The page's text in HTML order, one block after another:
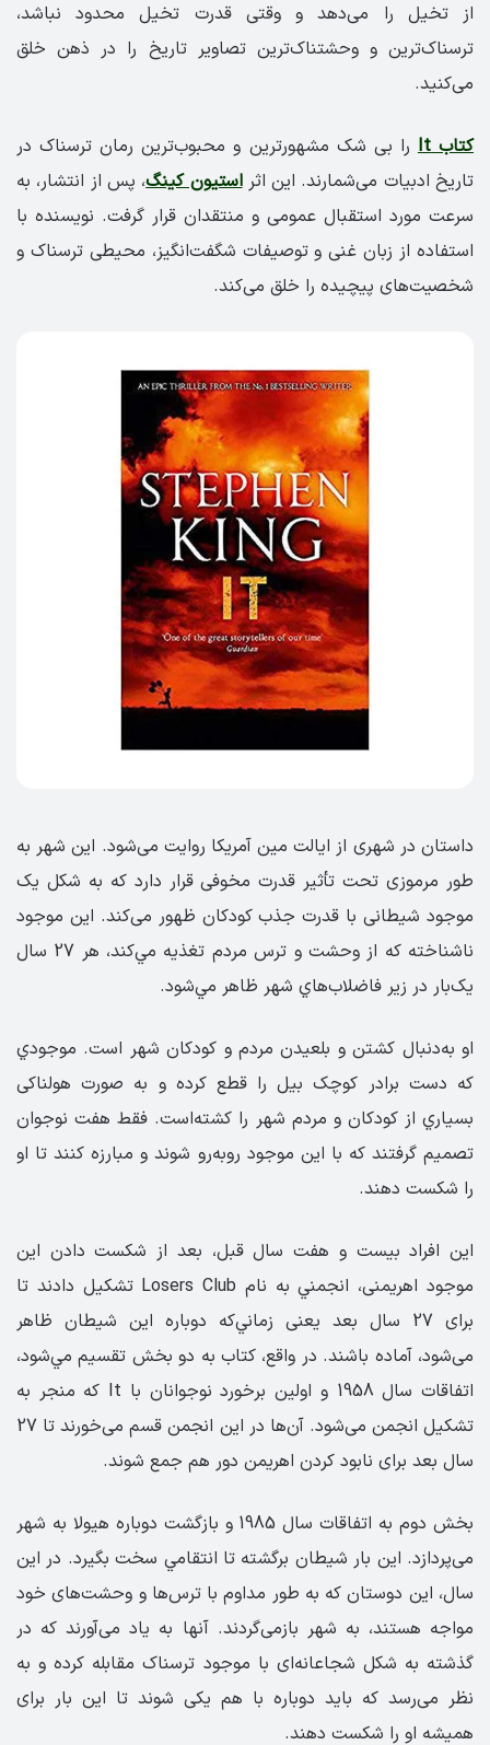
از تخیل را می‌دهد و وقتی قدرت تخیل محدود نباشد،
ترسناک‌ترین و وحشتناک‌ترین تصاویر تاریخ را در ذهن خلق
می‌کنید.
کتاب It
را بی شک مشهورترین و محبوب‌ترین رمان‌ ترسناک در
تاریخ ادبیات می‌شمارند. این اثراستیون کینگ، پس از انتشار، به
سرعت مورد استقبال عمومی و منتقدان قرار گرفت. نویسنده با
استفاده از زبان غنی و توصیفات شگفت‌انگیز، محیطی ترسناک و
شخصیت‌های پیچیده را خلق می‌کند.
داستان در شهری از ایالت مین آمریکا روایت می‌شود. این شهر به
طور مرموزی تحت تأثیر قدرت مخوفی قرار دارد که به شکل یک
موجود شیطانی با قدرت جذب کودکان ظهور می‌کند. این موجود
ناشناخته که از وحشت و ترس مردم تغذيه مي‌کند، هر 27 سال
يک‌بار در زير فاضلاب‌هاي ‏شهر ظاهر مي‌شود.
او به‌دنبال کشتن و بلعیدن مردم و کودکان شهر است. موجودي
که دست برادر ‏کوچک بيل را قطع کرده و به صورت هولناکی
بسياري از کودکان و مردم شهر را کشته‌است. فقط ‏هفت نوجوان
تصمیم گرفتند که با اين موجود روبه‌رو شوند و مبارزه کنند تا او
را شکست دهند.
این افراد بيست و ‏هفت سال قبل، بعد از شکست دادن اين
موجود اهریمنی، انجمني به نام ‏Losers Club‏ تشکيل دادند تا
برای 27 سال ‏بعد یعنی زماني‌که دوباره اين شيطان ظاهر
می‌شود، آماده باشند. در واقع، کتاب به دو بخش تقسيم مي‌شود،
‏اتفاقات سال 1958 و اولين برخورد نوجوانان با ‏It‏ که منجر به
تشکيل انجمن می‌شود. آن‌ها در این انجمن قسم می‌خورند تا 27
سال بعد برای نابود کردن اهریمن دور هم جمع شوند.
بخش دوم به اتفاقات سال 1985 و بازگشت دوباره هيولا به شهر
می‌پردازد. اين بار شيطان برگشته تا انتقامي ‏سخت بگيرد.‏ در این
سال، این دوستان که به طور مداوم با ترس‌ها و وحشت‌های خود
مواجه هستند، به شهر بازمی‌گردند. آنها به یاد می‌آورند که در
گذشته به شکل شجاعانه‌ای با موجود ترسناک مقابله کرده و به
نظر می‌رسد که باید دوباره با هم یکی شوند تا این بار برای
همیشه او را شکست دهند.